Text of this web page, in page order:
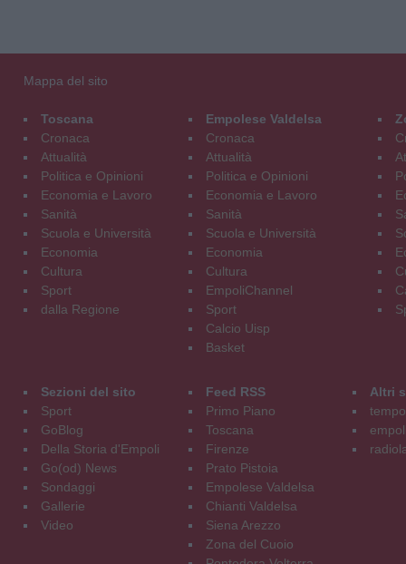
Mappa del sito
Toscana
Cronaca
Attualità
Politica e Opinioni
Economia e Lavoro
Sanità
Scuola e Università
Economia
Cultura
Sport
dalla Regione
Empolese Valdelsa
Cronaca
Attualità
Politica e Opinioni
Economia e Lavoro
Sanità
Scuola e Università
Economia
Cultura
EmpoliChannel
Sport
Calcio Uisp
Basket
Sezioni del sito
Sport
GoBlog
Della Storia d'Empoli
Go(od) News
Sondaggi
Gallerie
Video
Feed RSS
Primo Piano
Toscana
Firenze
Prato Pistoia
Empolese Valdelsa
Chianti Valdelsa
Siena Arezzo
Zona del Cuoio
Altri